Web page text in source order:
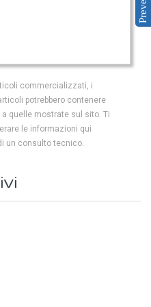
commercializzati, i
potrebbero contenere
quelle mostrate sul sito. Ti
le informazioni qui
un consulto tecnico.